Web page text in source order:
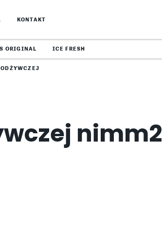
ORIGINAL ICE FRESH
KONTAKT
nimm2